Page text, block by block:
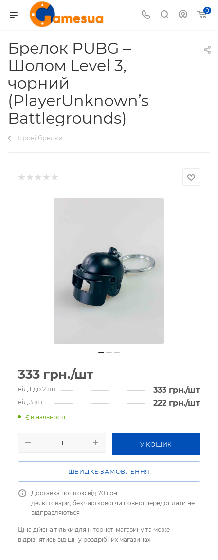
0
Брелок PUBG –
Шолом Level 3,
чорний
(PlayerUnknown’s
Battlegrounds)
Ігрові брелки
333 грн./шт
від 1 до 2 шт 333 грн./шт
від 3 шт 222 грн./шт
Є в наявності
У КОШИК
ШВИДКЕ ЗАМОВЛЕННЯ
Доставка поштою від 70 грн,
деякі товари, без часткової чи повної передоплати не
відправляються
Ціна дійсна тільки для інтернет-магазину та може
відрізнятись від цін у роздрібних магазинах.